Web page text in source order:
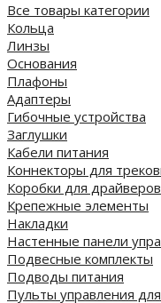
Все товары категории
Кольца
Линзы
Основания
Плафоны
Адаптеры
Гибочные устройства
Заглушки
Кабели питания
Коннекторы для
Коробки для драйверов
Крепежные элементы
Накладки
Настенные панели
Подвесные комплекты
Подводы питания
Пульты управления